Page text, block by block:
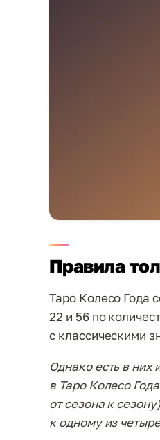
Правила
Таро Колесо Года
22 и 56 по
с классическими
Однако есть в
в Таро Колесо
от сезона к
к одному из